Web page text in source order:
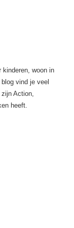
kinderen, woon in
vind je veel
Action,
heeft.